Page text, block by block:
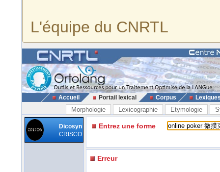
L'équipe du CNRTL
Accueil Portail lexical Corpus
Morphologie Lexicographie Etymologie
Dicosyn
CRISCO
Entrez une forme
Erreur